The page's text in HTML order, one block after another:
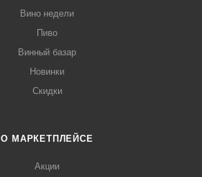
Вино недели
Пиво
Винный базар
Новинки
Скидки
О МАРКЕТПЛЕЙСЕ
Акции